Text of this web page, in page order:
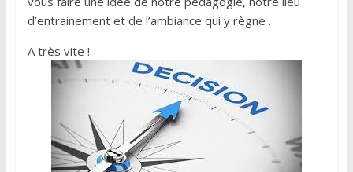
d’entrainement et de l’ambiance qui y règne .
A très vite !